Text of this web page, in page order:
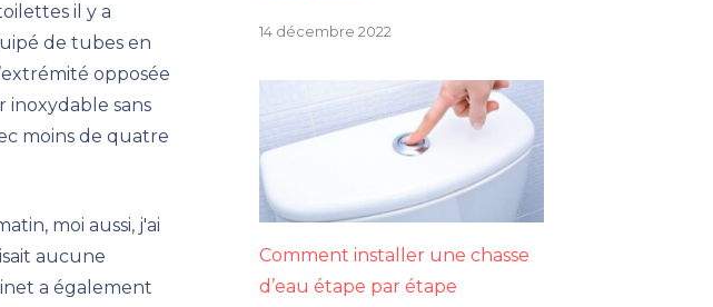
il y a
de tubes en
opposée
inoxydable sans
moins de quatre
moi aussi, j'ai
aucune
a également
14 décembre 2022
Comment installer une chasse
d’eau étape par étape